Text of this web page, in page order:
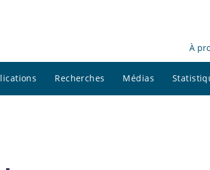
À
Recherches Médias